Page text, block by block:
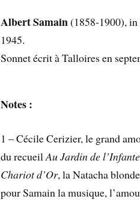
Albert Samain(1858-1900), in
1945.
Sonnet écrit à Talloires en
Notes :
1 – Cécile Cerizier, le grand
du recueilAu Jardin de l’Infante
Chariot d’Or, la Natacha
pour Samain la musique,